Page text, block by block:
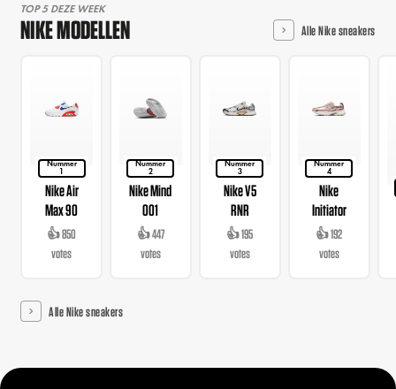
TOP 5 DEZE WEEK
NIKE MODELLEN Alle Nike sneakers
Nummer
1
Nike Air
Max 90
👍 850
votes
Nummer
2
Nike Mind
001
👍 447
votes
Nummer
3
Nike V5
RNR
👍 195
votes
Nummer
4
Nike
Initiator
👍 192
votes
Alle Nike sneakers